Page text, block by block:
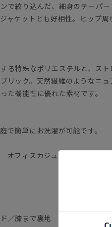
で絞り込んだ、細身のテーパ
ャケットとも好相性。ヒップ
る特殊なポリエステルと、ス
リック。天然繊維のようなニ
た機能性に優れた素材です。
で簡単にお洗濯が可能です。
フィスカジュアル スラック
／膝まで裏地